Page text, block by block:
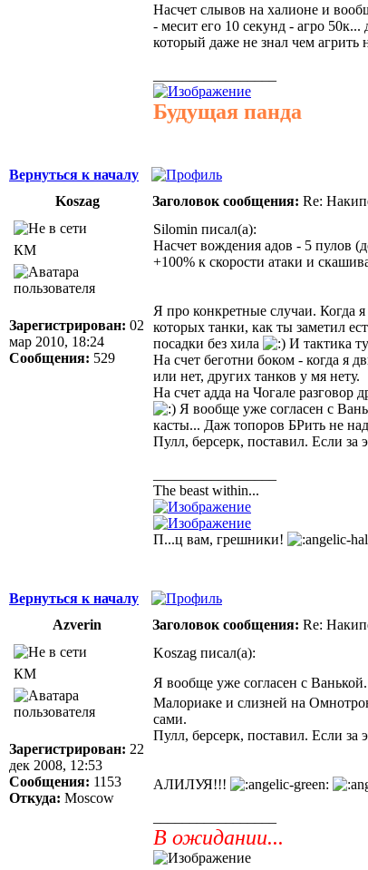
Насчет слывов на халионе и
- месит его 10 секунд - агро
который даже не знал чем агрить
Будущая панда
Вернуться к началу
Koszag
Заголовок сообщения: Re:
КМ
Зарегистрирован: 02
мар 2010, 18:24
Сообщения: 529
Silomin писал(а):
Насчет вождения адов - 5 пулов
+100% к скорости атаки и
Я про конкретные случаи. Когда
которых танки, как ты заметил
посадки без хила
И тактика
На счет беготни боком - когда я
или нет, других танков у мя нету.
На счет адда на Чогале разговор
Я вообще уже согласен с
касты... Даж топоров БРить не
Пулл, берсерк, поставил. Если за
The beast within...
П...ц вам, грешники!
Вернуться к началу
Azverin
Заголовок сообщения: Re:
КМ
Зарегистрирован: 22
дек 2008, 12:53
Сообщения: 1153
Откуда: Moscow
Koszag писал(а):
Я вообще уже согласен с Ванькой.
Малориаке и слизней на
сами.
Пулл, берсерк, поставил. Если за
АЛИЛУЯ!!!
В ожидании...